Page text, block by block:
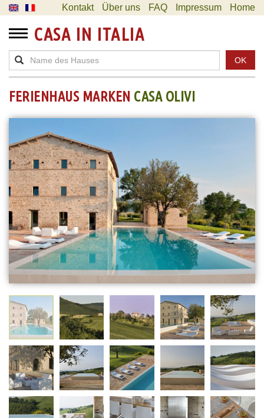
Kontakt Über uns FAQ Impressum Home
CASA IN ITALIA
OK
FERIENHAUS MARKEN CASA OLIVI